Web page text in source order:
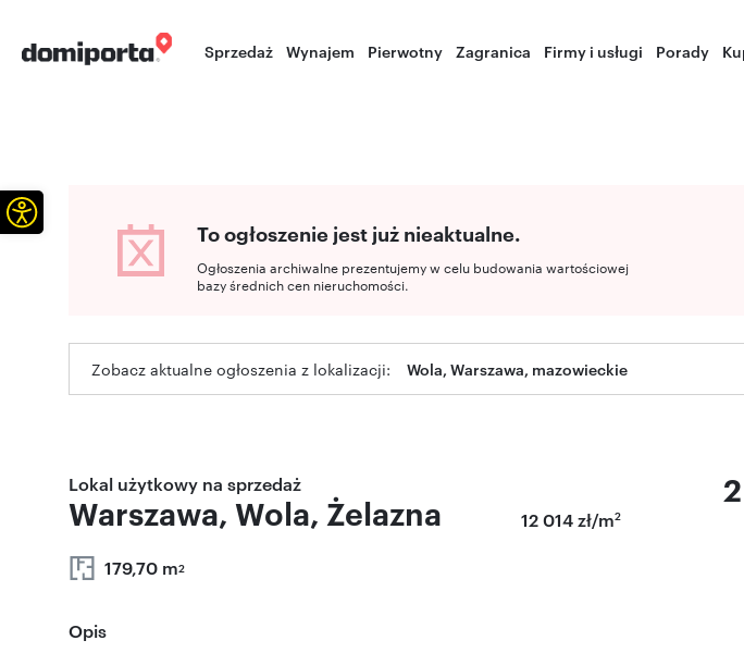
Sprzedaż Wynajem Pierwotny Zagranica Firmy i usługi Porady
To ogłoszenie jest już nieaktualne.
Ogłoszenia archiwalne prezentujemy w celu budowania wartościowej
bazy średnich cen nieruchomości.
Zobacz aktualne ogłoszenia z lokalizacji: Wola, Warszawa, mazowieckie
Lokal użytkowy na sprzedaż
Warszawa, Wola, Żelazna
179,70 m2
12 014 zł/m2
Opis
Otwórz pasek narzędzi